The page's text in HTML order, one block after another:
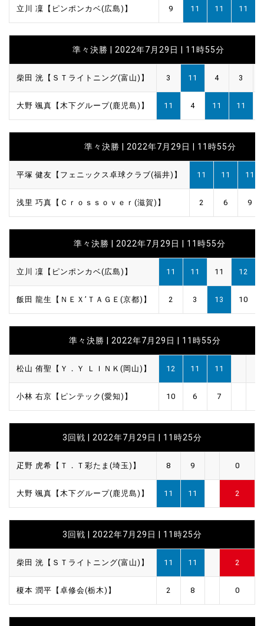
立川 凜【ピンポンカベ(広島)】 9 11 11 11
準々決勝 | 2022年7月29日 | 11時55分
柴田 洸【ＳＴライトニング(富山)】 3 11 4 3
大野 颯真【木下グループ(鹿児島)】 11 4 11 11
準々決勝 | 2022年7月29日 | 11時55分
平塚 健友【フェニックス卓球クラブ(福井)】 11 11 11
浅里 巧真【Ｃｒｏｓｓｏｖｅｒ(滋賀)】 2 6 9
準々決勝 | 2022年7月29日 | 11時55分
立川 凜【ピンポンカベ(広島)】 11 11 11 12
飯田 龍生【ＮＥＸ’ＴＡＧＥ(京都)】 2 3 13 10
準々決勝 | 2022年7月29日 | 11時55分
松山 侑聖【Ｙ．Ｙ ＬＩＮＫ(岡山)】 12 11 11
小林 右京【ピンテック(愛知)】 10 6 7
3回戦 | 2022年7月29日 | 11時25分
疋野 虎希【Ｔ．Ｔ彩たま(埼玉)】 8 9 0
大野 颯真【木下グループ(鹿児島)】 11 11 2
3回戦 | 2022年7月29日 | 11時25分
柴田 洸【ＳＴライトニング(富山)】 11 11 2
榎本 潤平【卓修会(栃木)】 2 8 0